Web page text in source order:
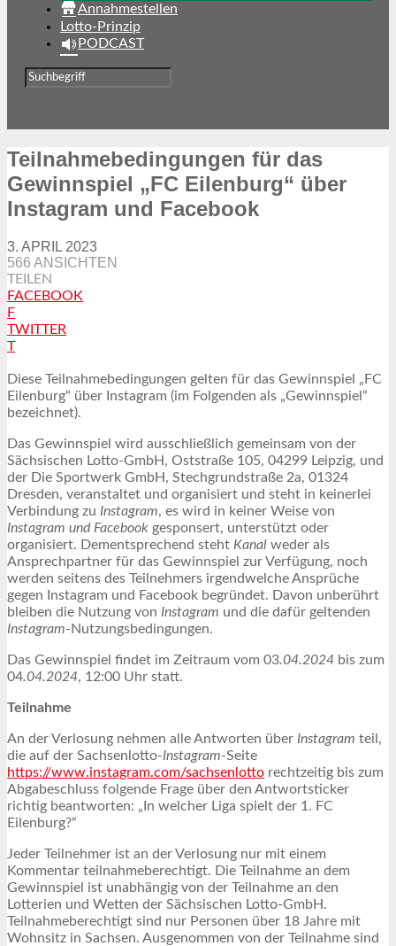
Annahmestellen
Lotto-Prinzip
PODCAST
Teilnahmebedingungen für das
Gewinnspiel „FC Eilenburg“ über
Instagram und Facebook
3. APRIL 2023
566 ANSICHTEN
TEILEN
FACEBOOK
F
TWITTER
T
Diese Teilnahmebedingungen gelten für das Gewinnspiel „FC
Eilenburg“ über Instagram (im Folgenden als „Gewinnspiel“
bezeichnet).
Das Gewinnspiel wird ausschließlich gemeinsam von der
Sächsischen Lotto-GmbH, Oststraße 105, 04299 Leipzig, und
der Die Sportwerk GmbH, Stechgrundstraße 2a, 01324
Dresden, veranstaltet und organisiert und steht in keinerlei
Verbindung zu Instagram, es wird in keiner Weise von
Instagram und Facebook gesponsert, unterstützt oder
organisiert. Dementsprechend steht Kanal weder als
Ansprechpartner für das Gewinnspiel zur Verfügung, noch
werden seitens des Teilnehmers irgendwelche Ansprüche
gegen Instagram und Facebook begründet. Davon unberührt
bleiben die Nutzung von Instagram und die dafür geltenden
Instagram-Nutzungsbedingungen.
Das Gewinnspiel findet im Zeitraum vom 03.04.2024 bis zum
04.04.2024, 12:00 Uhr statt.
Teilnahme
An der Verlosung nehmen alle Antworten über Instagram teil,
die auf der Sachsenlotto-Instagram-Seite
https://www.instagram.com/sachsenlotto rechtzeitig bis zum
Abgabeschluss folgende Frage über den Antwortsticker
richtig beantworten: „In welcher Liga spielt der 1. FC
Eilenburg?“
Jeder Teilnehmer ist an der Verlosung nur mit einem
Kommentar teilnahmeberechtigt. Die Teilnahme an dem
Gewinnspiel ist unabhängig von der Teilnahme an den
Lotterien und Wetten der Sächsischen Lotto-GmbH.
Teilnahmeberechtigt sind nur Personen über 18 Jahre mit
Wohnsitz in Sachsen. Ausgenommen von der Teilnahme sind